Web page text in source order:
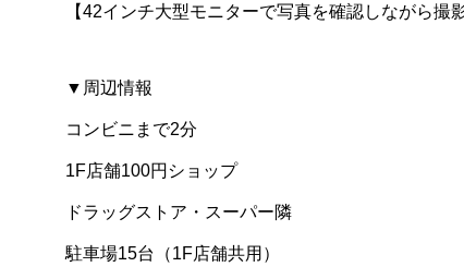
【42インチ大型モニターで写真を確認しながら撮
▼周辺情報
コンビニまで2分
1F店舗100円ショップ
ドラッグストア・スーパー隣
駐車場15台（1F店舗共用）